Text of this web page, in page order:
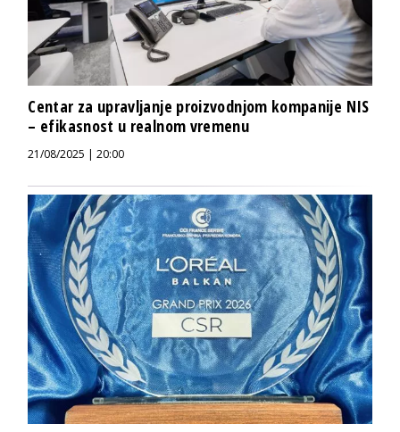
Centar za upravljanje proizvodnjom kompanije NIS
– efikasnost u realnom vremenu
21/08/2025 | 20:00